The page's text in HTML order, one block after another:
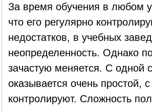
За время обучения в любом
что его регулярно
недостатков, в учебных
неопределенность. Однако
зачастую меняется. С одной
оказывается очень простой,
контролируют. Сложность